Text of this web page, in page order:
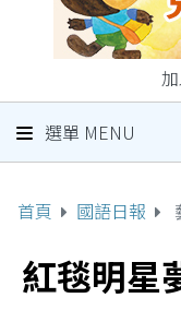
選單 MENU
首頁 國語日報
紅毯明星